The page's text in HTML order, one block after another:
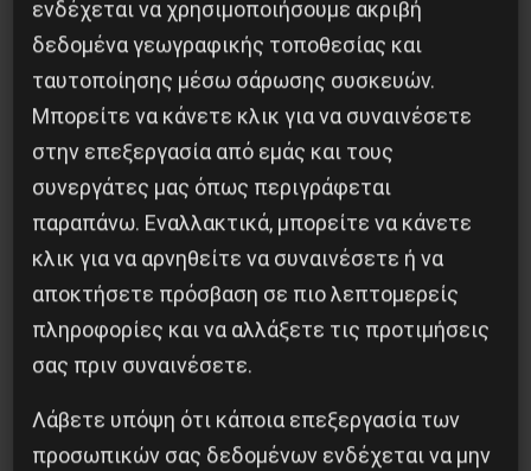
ενδέχεται να χρησιμοποιήσουμε ακριβή
δεδομένα γεωγραφικής τοποθεσίας και
ταυτοποίησης μέσω σάρωσης συσκευών.
Μπορείτε να κάνετε κλικ για να συναινέσετε
στην επεξεργασία από εμάς και τους
συνεργάτες μας όπως περιγράφεται
παραπάνω. Εναλλακτικά, μπορείτε να κάνετε
κλικ για να αρνηθείτε να συναινέσετε ή να
αποκτήσετε πρόσβαση σε πιο λεπτομερείς
πληροφορίες και να αλλάξετε τις προτιμήσεις
σας πριν συναινέσετε.
Λάβετε υπόψη ότι κάποια επεξεργασία των
προσωπικών σας δεδομένων ενδέχεται να μην